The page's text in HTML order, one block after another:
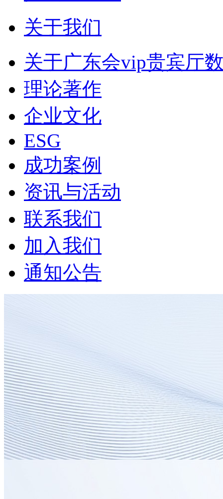
关于我们
关于广东会vip贵宾厅
理论著作
企业文化
ESG
成功案例
资讯与活动
联系我们
加入我们
通知公告